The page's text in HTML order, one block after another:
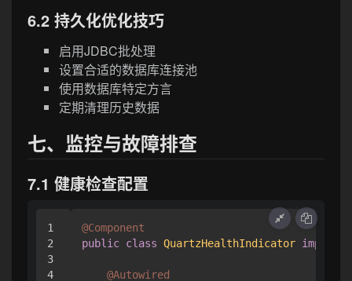
6.2 持久化优化技巧
启用JDBC批处理
设置合适的数据库连接池
使用数据库特定方言
定期清理历史数据
七、监控与故障排查
7.1 健康检查配置
1
2
3
4
@Component
public class QuartzHealthIndicator
@Autowired